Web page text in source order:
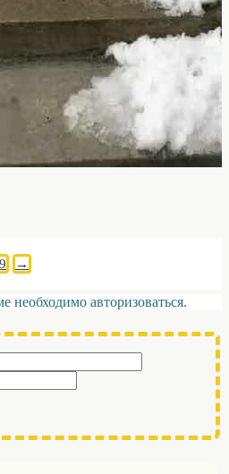
→
необходимо авторизоваться.